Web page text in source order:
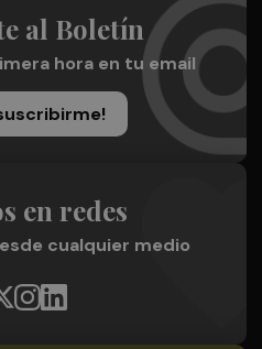
al Boletín
hora en tu email
en redes
cualquier medio